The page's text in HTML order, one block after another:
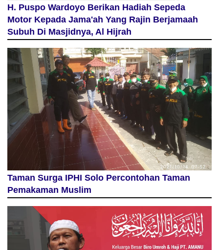
H. Puspo Wardoyo Berikan Hadiah Sepeda
Motor Kepada Jama'ah Yang Rajin Berjamaah
Subuh Di Masjidnya, Al Hijrah
Taman Surga IPHI Solo Percontohan Taman
Pemakaman Muslim